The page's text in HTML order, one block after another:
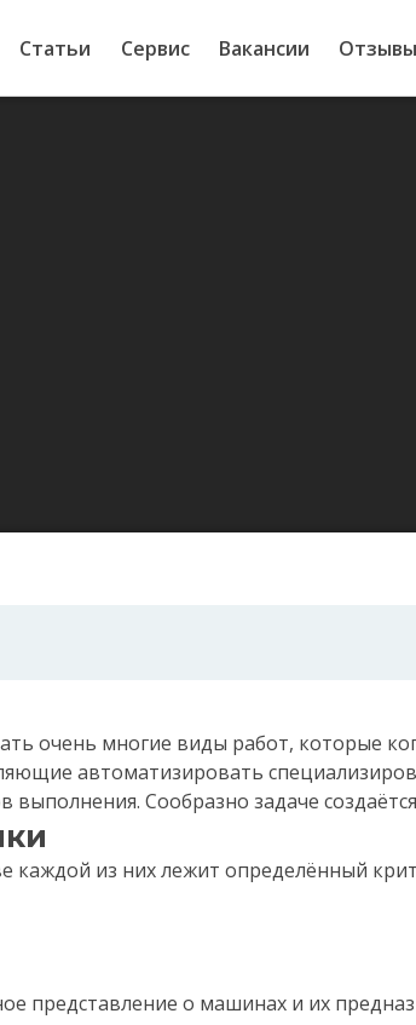
Статьи Сервис Вакансии
очень многие виды работ, которые
автоматизировать
выполнения. Сообразно задаче
каждой из них лежит определённый
представление о машинах и их